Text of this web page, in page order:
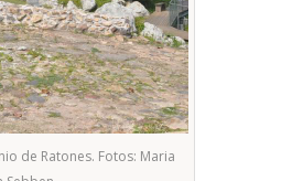
de Ratones. Fotos: Maria